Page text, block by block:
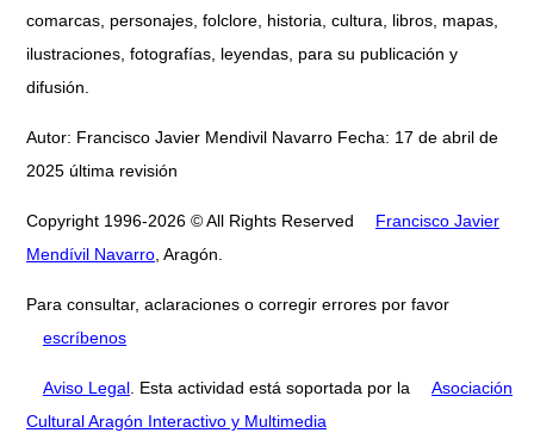
comarcas, personajes, folclore, historia, cultura, libros, mapas,
ilustraciones, fotografías, leyendas, para su publicación y
difusión.
Autor: Francisco Javier Mendivil Navarro Fecha: 17 de abril de
2025 última revisión
Copyright 1996-2026 © All Rights Reserved
Francisco Javier
Mendívil Navarro, Aragón.
Para consultar, aclaraciones o corregir errores por favor
escríbenos
Aviso Legal. Esta actividad está soportada por la
Asociación
Cultural Aragón Interactivo y Multimedia